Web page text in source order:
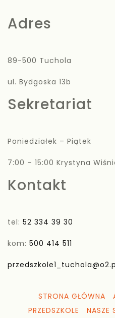
Adres
89-500 Tuchola
ul. Bydgoska 13b
Sekretariat
Poniedziałek – Piątek
7:00 – 15:00 Krystyna
Kontakt
tel: 52 334 39 30
kom: 500 414 511
STRONA GŁÓWNA
PRZEDSZKOLE
NASZE